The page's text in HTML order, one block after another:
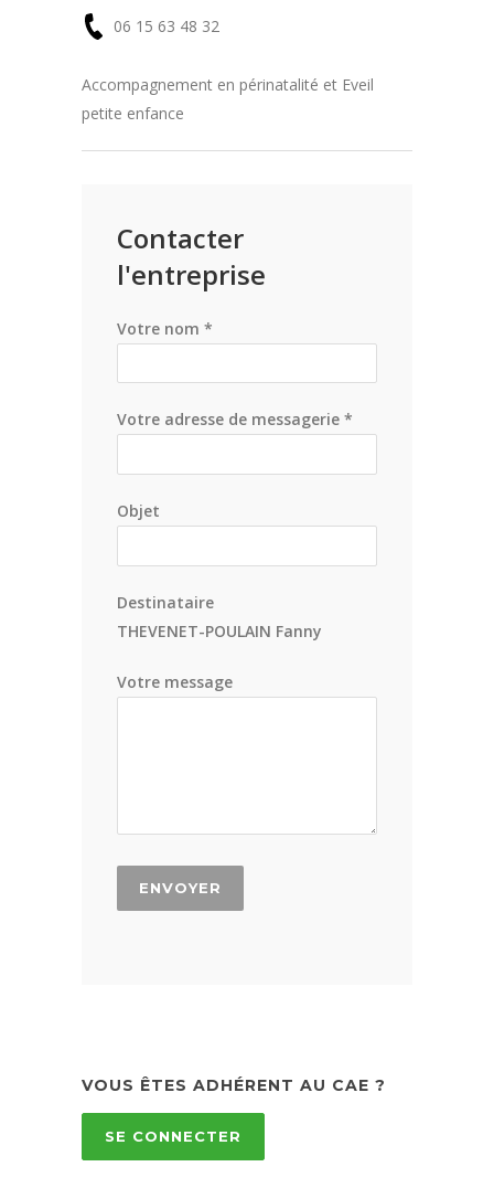
06 15 63 48 32
En
savoir
plus
Accompagnement en périnatalité et Eveil
petite enfance
Contacter
l'entreprise
Votre nom *
Votre adresse de messagerie *
Objet
Destinataire
THEVENET-POULAIN Fanny
Votre message
VOUS ÊTES ADHÉRENT AU CAE ?
SE CONNECTER